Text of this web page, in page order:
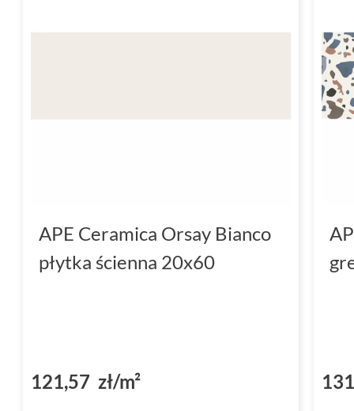
APE Ceramica Orsay Bianco
płytka ścienna 20x60
121,57 zł/m²